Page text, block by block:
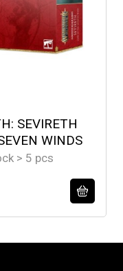
SEVIRETH
WINDS
> 5 pcs